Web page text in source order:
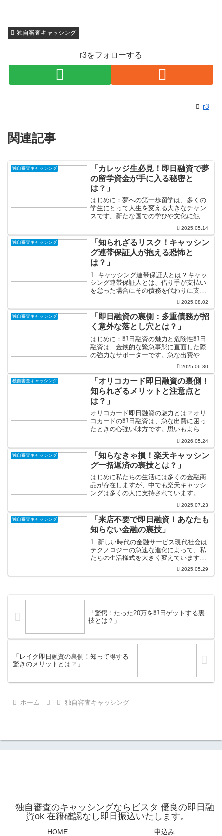
独自審査キャッシング
r3をフォローする
r3
関連記事
独自審査キャッシング
「カレッジ生必見！即日融資で夢
の留学資金が手に入る秘密と
は？」
はじめに：夢への第一歩留学は、多くの
学生にとって人生を変える大きなチャン
スです。新たな国での学びや文化に触
れ、視野が広がる瞬間は、まさに心躍る
経験と言えるでしょう。しかし、夢の実
現には費用がかかります。学費や生活
費、さらには留学準備にかかる...
2025.05.14
独自審査キャッシング
「知られざるリスク！キャッシン
グ連帯保証人が抱える恐怖と
は？」
1. キャッシング連帯保証人とは？キャッ
シング連帯保証人とは、借り手が支払い
を怠った場合にその債務を代わりに支払
う責任を持つ人物のことを指します。こ
の役割は、単なる経済的なサポートだけ
でなく、家族や友人との信頼関係におい
ても重要な位置づけで...
2025.08.02
独自審査キャッシング
「即日融資の裏側：多重債務が招
く意外な落とし穴とは？」
はじめに：即日融資の魅力と危険性即日
融資は、金銭的な緊急事態に直面した際
の強力なサポーターです。急な出費や予
期せぬトラブルに直面した時、「お金が
手に入れることができるこの仕組みは、
多くの人々にとっての救世...
2025.06.30
独自審査キャッシング
「オリコカード即日融資の裏側！
知られざるメリットと注意点と
は？」
オリコカード即日融資の魅力とは？オリ
コカードの即日融資は、急な出費に困っ
たときの心強い味方です。思いもよらな
いトラブルが発生した際、その場ですぐ
に資金を手に入れられるのは本当にあり
がたいことです。急な医療費や冠婚葬祭
の費用、さらには自動車の...
2026.05.24
独自審査キャッシング
「知らなきゃ損！楽天キャッシン
グ一括返済の裏技とは？」
はじめに私たちの生活には多くの金融商
品が存在しますが、中でも楽天キャッシ
ングは多くの人に支持されています。急
な出費や生活費の不足を補うための便利
な手段ですが、利用する際には返済方法
やタイミングに最大限の注意が必要で
す。特に、一括返済を上手に...
2025.07.23
独自審査キャッシング
「来店不要で即日融資！あなたも
知らない金融の裏技」
1. 新しい時代の金融サービス現代社会は
テクノロジーの急速な進化によって、私
たちの生活様式を大きく変えています。
特に金融サービスの分野では、デジタル
2025.05.29
「驚愕！たった20万を即日ゲットする裏
技とは？」
「レイク即日融資の裏側！知って得する
驚きのメリットとは？」
ホーム 独自審査キャッシング
独自審査のキャッシングならビスタ 優良の即日融
資ok 在籍確認なし即日振込いたします。
HOME 申込み